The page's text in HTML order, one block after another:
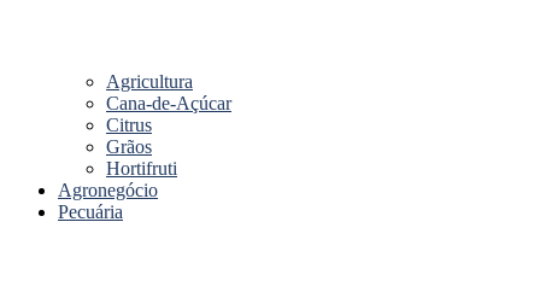
Agricultura
Cana-de-Açúcar
Citrus
Grãos
Hortifruti
Agronegócio
Pecuária